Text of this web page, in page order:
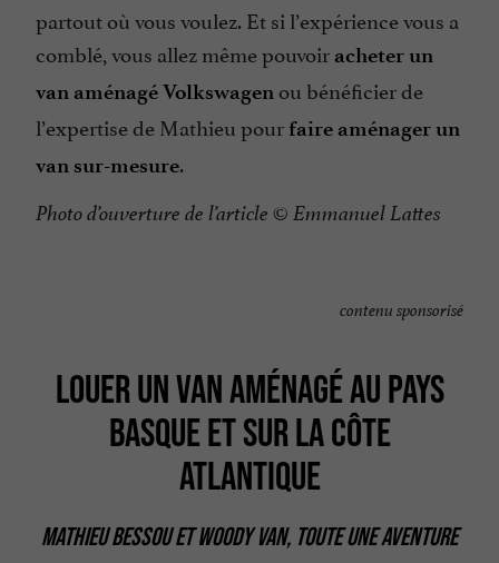
partout où vous voulez. Et si l’expérience vous a
comblé, vous allez même pouvoir acheter un
van aménagé Volkswagen ou bénéficier de
l’expertise de Mathieu pour faire aménager un
van sur-mesure.
Photo d’ouverture de l’article © Emmanuel Lattes
contenu sponsorisé
LOUER UN VAN AMÉNAGÉ AU PAYS
BASQUE ET SUR LA CÔTE
ATLANTIQUE
MATHIEU BESSOU ET WOODY VAN, TOUTE UNE AVENTURE